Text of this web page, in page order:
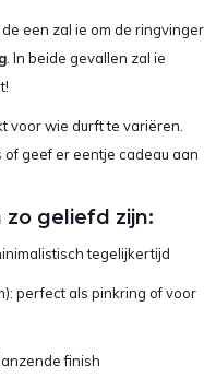
een zal ie om de ringvinger
. In beide gevallen zal ie
voor wie durft te variëren.
geef er eentje cadeau aan
geliefd zijn:
tegelijkertijd
perfect als pinkring of voor
finish